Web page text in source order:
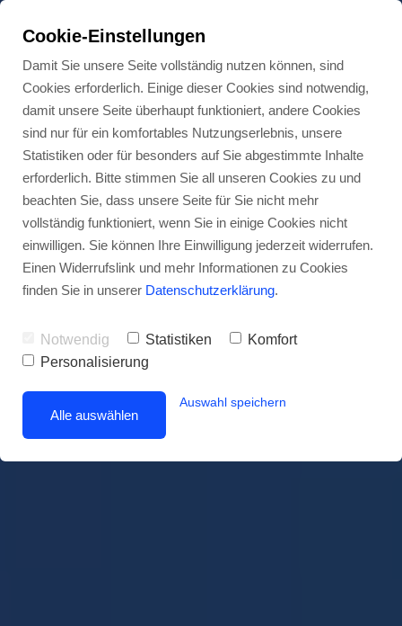
Cookie-Einstellungen
Damit Sie unsere Seite vollständig nutzen können, sind
Cookies erforderlich. Einige dieser Cookies sind notwendig,
damit unsere Seite überhaupt funktioniert, andere Cookies
sind nur für ein komfortables Nutzungserlebnis, unsere
Statistiken oder für besonders auf Sie abgestimmte Inhalte
erforderlich. Bitte stimmen Sie all unseren Cookies zu und
beachten Sie, dass unsere Seite für Sie nicht mehr
vollständig funktioniert, wenn Sie in einige Cookies nicht
einwilligen. Sie können Ihre Einwilligung jederzeit widerrufen.
Einen Widerrufslink und mehr Informationen zu Cookies
finden Sie in unserer Datenschutzerklärung.
Notwendig Statistiken
Komfort
Personalisierung
Alle auswählen
Auswahl speichern